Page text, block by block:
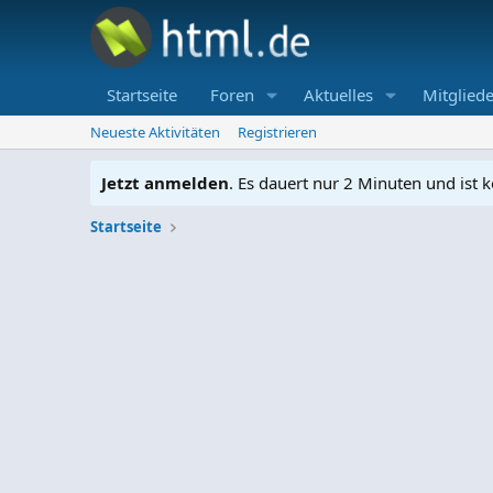
Startseite Foren Aktuelles
Neueste Aktivitäten Registrieren
Jetzt anmelden. Es dauert nur 2 Minuten und ist
Startseite